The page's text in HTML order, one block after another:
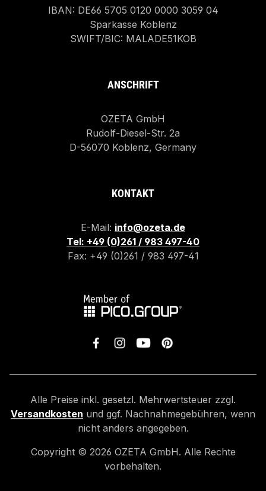
IBAN: DE66 5705 0120 0000 3059 04
Sparkasse Koblenz
SWIFT/BIC: MALADE51KOB
ANSCHRIFT
OZETA GmbH
Rudolf-Diesel-Str. 2a
D-56070 Koblenz, Germany
KONTAKT
E-Mail: info@ozeta.de
Tel: +49 (0)261 / 983 497-40
Fax: +49 (0)261 / 983 497-41
Alle Preise inkl. gesetzl. Mehrwertsteuer zzgl.
Versandkosten und ggf. Nachnahmegebühren, wenn
nicht anders angegeben.
Copyright © 2026 OZETA GmbH. Alle Rechte
vorbehalten.